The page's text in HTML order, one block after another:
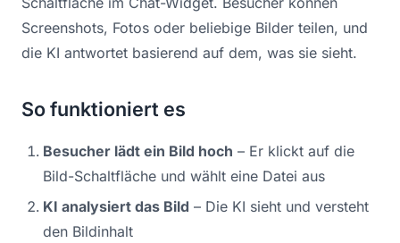
Screenshots, Fotos oder beliebige Bilder teilen, und
die KI antwortet basierend auf dem, was sie sieht.
So funktioniert es
Besucher lädt ein Bild hoch – Er klickt auf die
Bild-Schaltfläche und wählt eine Datei aus
KI analysiert das Bild – Die KI sieht und versteht
den Bildinhalt